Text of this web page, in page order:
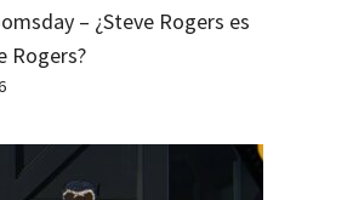
– ¿Steve Rogers es
Rogers?